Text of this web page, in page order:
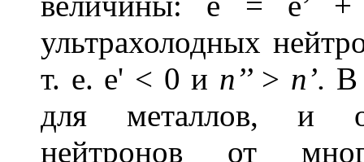
ультрахолодных
т. е. e' < 0 и n’’ > n’. В
для металлов, и
нейтронов от